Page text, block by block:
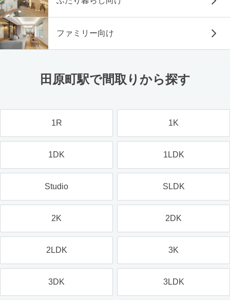
ファミリー向け
田原町駅で間取りから探す
1R 1K
1DK 1LDK
Studio SLDK
2K 2DK
2LDK 3K
3DK 3LDK